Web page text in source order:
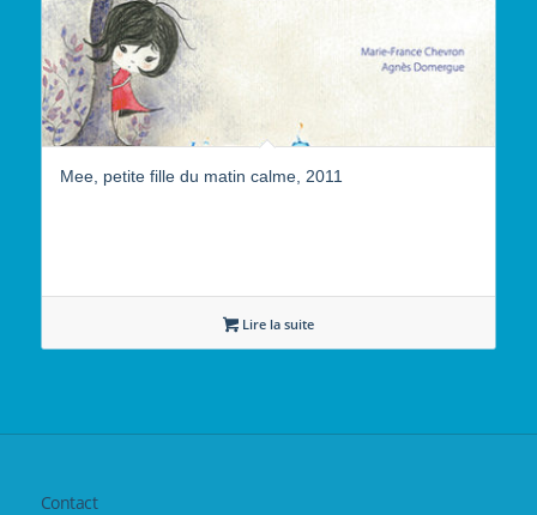
Mee, petite fille du matin calme, 2011
Lire la suite
Contact